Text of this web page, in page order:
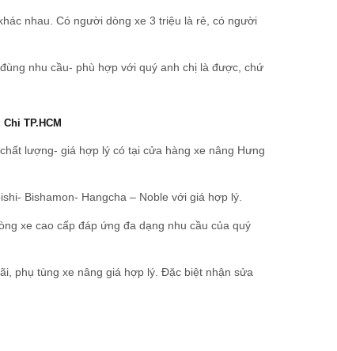
nhau. Có người dòng xe 3 triệu là rẻ, có người
nhu cầu- phù hợp với quý anh chị là được, chứ
TP.HCM
lượng- giá hợp lý có tại cửa hàng xe nâng Hưng
Bishamon- Hangcha – Noble với giá hợp lý.
xe cao cấp đáp ứng đa dạng nhu cầu của quý
, phụ tùng xe nâng giá hợp lý. Đặc biệt nhận sửa